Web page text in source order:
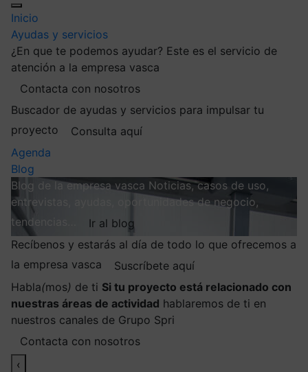
Inicio
Ayudas y servicios
¿En que te podemos ayudar? Este es el servicio de
atención a la empresa vasca
Contacta con nosotros
Buscador de ayudas y servicios para impulsar tu
proyecto
Consulta aquí
Agenda
Blog
Blog de la empresa vasca Noticias, casos de uso,
entrevistas, ayudas, oportunidades de negocio,
tendencias…
Ir al blog
Recíbenos y estarás al día de todo lo que ofrecemos a
la empresa vasca
Suscríbete aquí
Habla(mos) de ti Si tu proyecto está relacionado con
nuestras áreas de actividad hablaremos de ti en
nuestros canales de Grupo Spri
Contacta con nosotros
‹